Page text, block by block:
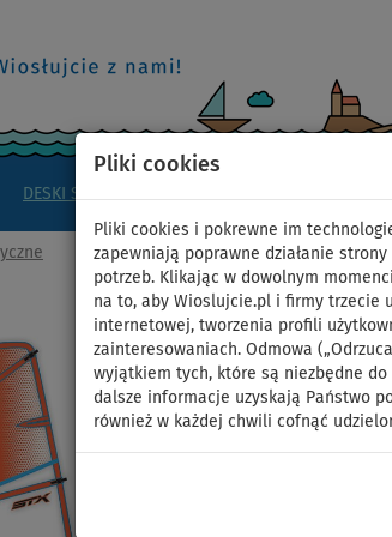
Pliki cookies
Pliki cookies i pokrewne im
zapewniają poprawne działanie
potrzeb. Klikając w dowolnym
na to, aby Wioslujcie.pl i firmy trzecie
internetowej, tworzenia profili
zainteresowaniach. Odmowa
wyjątkiem tych, które są niezbędne
dalsze informacje uzyskają Państwo
również w każdej chwili cofnąć
DESKI SUP